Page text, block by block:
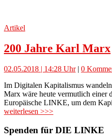
Artikel
200 Jahre Karl Marx
02.05.2018 | 14:28 Uhr| 0
Im Digitalen Kapitalismus
Marx wäre heute vermutlich einer
Europäische LINKE, um dem
weiterlesen >>>
Spenden für DIE LINKE